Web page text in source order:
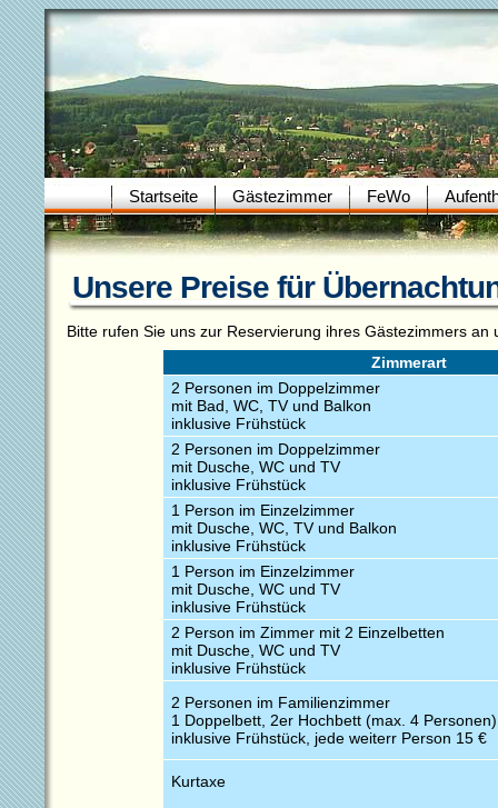
Startseite Gästezimmer FeWo
Unsere Preise für
Bitte rufen Sie uns zur Reservierung ihres Gästezimmers an
Zimmerart
2 Personen im Doppelzimmer
mit Bad, WC, TV und Balkon
inklusive Frühstück
2 Personen im Doppelzimmer
mit Dusche, WC und TV
inklusive Frühstück
1 Person im Einzelzimmer
mit Dusche, WC, TV und Balkon
inklusive Frühstück
1 Person im Einzelzimmer
mit Dusche, WC und TV
inklusive Frühstück
2 Person im Zimmer mit 2 Einzelbetten
mit Dusche, WC und TV
inklusive Frühstück
2 Personen im Familienzimmer
1 Doppelbett, 2er Hochbett (max. 4 Personen)
inklusive Frühstück, jede weiterr Person 15 €
Kurtaxe